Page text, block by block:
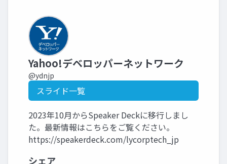
Yahoo!デベロッパーネットワーク
@ydnjp
スライド一覧
2023年10月からSpeaker Deckに移行しまし
た。最新情報はこちらをご覧ください。
https://speakerdeck.com/lycorptech_jp
シェア